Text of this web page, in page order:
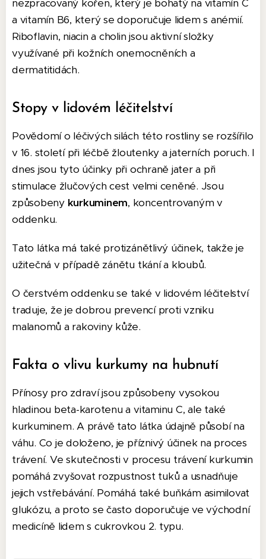
nezpracovaný kořen, který je bohatý na vitamín C
a vitamín B6, který se doporučuje lidem s anémií.
Riboflavin, niacin a cholin jsou aktivní složky
využívané při kožních onemocněních a
dermatitidách.
Stopy v lidovém léčitelství
Povědomí o léčivých silách této rostliny se rozšířilo
v 16. století při léčbě žloutenky a jaterních poruch. I
dnes jsou tyto účinky při ochraně jater a při
stimulace žlučových cest velmi ceněné. Jsou
způsobeny kurkuminem, koncentrovaným v
oddenku.
Tato látka má také protizánětlivý účinek, takže je
užitečná v případě zánětu tkání a kloubů.
O čerstvém oddenku se také v lidovém léčitelství
traduje, že je dobrou prevencí proti vzniku
malanomů a rakoviny kůže.
Fakta o vlivu kurkumy na hubnutí
Přínosy pro zdraví jsou způsobeny vysokou
hladinou beta-karotenu a vitaminu C, ale také
kurkuminem. A právě tato látka údajně působí na
váhu. Co je doloženo, je příznivý účinek na proces
trávení. Ve skutečnosti v procesu trávení kurkumin
pomáhá zvyšovat rozpustnost tuků a usnadňuje
jejich vstřebávání. Pomáhá také buňkám asimilovat
glukózu, a proto se často doporučuje ve východní
medicíně lidem s cukrovkou 2. typu.